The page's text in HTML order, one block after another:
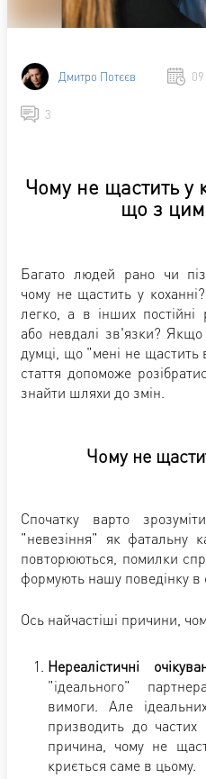
Дмитро Потєєв
3
Чому не щастить у
що з
Багато людей рано чи
чому не щастить у
легко, а в інших постійні
або невдалі зв'язки?
думці, що "мені не щастить
стаття допоможе
знайти шляхи до змін.
Чому не
Спочатку варто
"невезіння" як фатальну
повторюються, помилки
формують нашу поведінку в
Ось найчастіші причини,
Нереалістичні
"ідеального"
вимоги. Але
призводить до частих
причина, чому не
криється саме в цьому.